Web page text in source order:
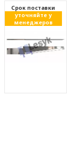
Cрок поставки
уточняйте у
менеджеров